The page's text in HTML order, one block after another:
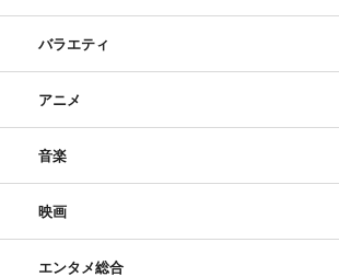
バラエティ
アニメ
音楽
映画
エンタメ総合